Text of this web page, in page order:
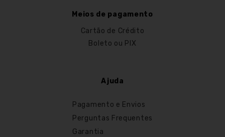
Meios de pagamento
Cartão de Crédito
Boleto ou PIX
Ajuda
Pagamento e Envios
Perguntas Frequentes
Garantia